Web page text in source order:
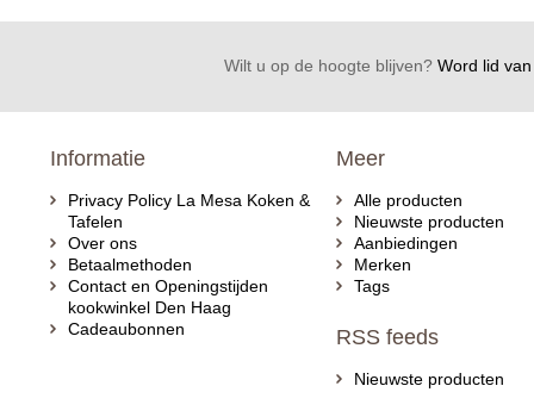
Wilt u op de hoogte blijven?Word lid van
Informatie
Privacy Policy La Mesa Koken &
Tafelen
Over ons
Betaalmethoden
Contact en Openingstijden
kookwinkel Den Haag
Cadeaubonnen
Meer
Alle producten
Nieuwste producten
Aanbiedingen
Merken
Tags
RSS feeds
Nieuwste producten